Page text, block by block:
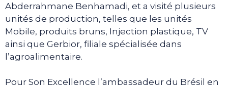
Abderrahmane Benhamadi, et a visité plusieurs
unités de production, telles que les unités
Mobile, produits bruns, Injection plastique, TV
ainsi que Gerbior, filiale spécialisée dans
l’agroalimentaire.
Pour Son Excellence l’ambassadeur du Brésil en